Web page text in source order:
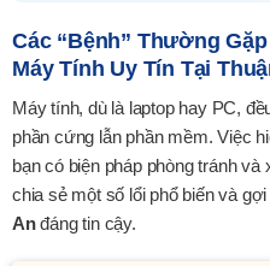
Các “bệnh” Thường
Máy Tính Uy Tín Tại
Máy tính, dù là laptop hay PC,
phần cứng lẫn phần mềm. Việc
bạn có biện pháp phòng tránh
chia sẻ một số lổi phổ biến và
Anđáng tin cậy.